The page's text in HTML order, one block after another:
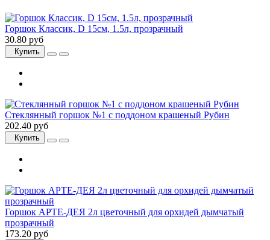
Горшок Классик, D 15см, 1.5л, прозрачный
30.80 руб
Купить
Стеклянный горшок №1 с поддоном крашеный Рубин
202.40 руб
Купить
Горшок АРТЕ-ДЕЯ 2л цветочный для орхидей дымчатый
прозрачный
173.20 руб